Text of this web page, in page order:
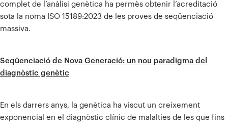
complet de l’anàlisi genètica ha permès obtenir l’acreditació
sota la noma ISO 15189:2023 de les proves de seqüenciació
massiva.
Seqüenciació de Nova Generació: un nou paradigma del
diagnòstic genètic
En els darrers anys, la genètica ha viscut un creixement
exponencial en el diagnòstic clínic de malalties de les que fins